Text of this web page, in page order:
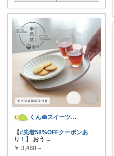
くん🍰スイーツ＆暮らし
【#先着58%OFFクーポンあ
り！】
おう ...
￥ 3,480～